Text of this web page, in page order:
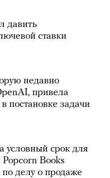
давить
ставки
недавно
привела
постановке задачи
условный срок для
Books
делу о продаже